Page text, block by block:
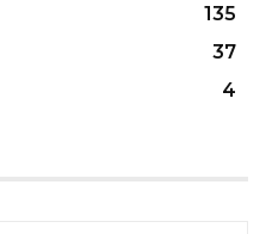
135
37
4